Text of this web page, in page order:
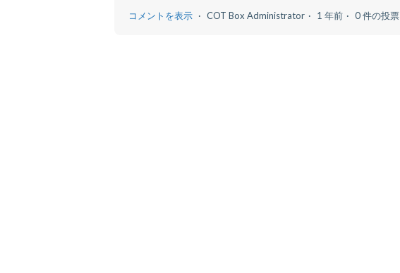
コメントを表示 COT Box Administrator 1 年前 0 件の投票